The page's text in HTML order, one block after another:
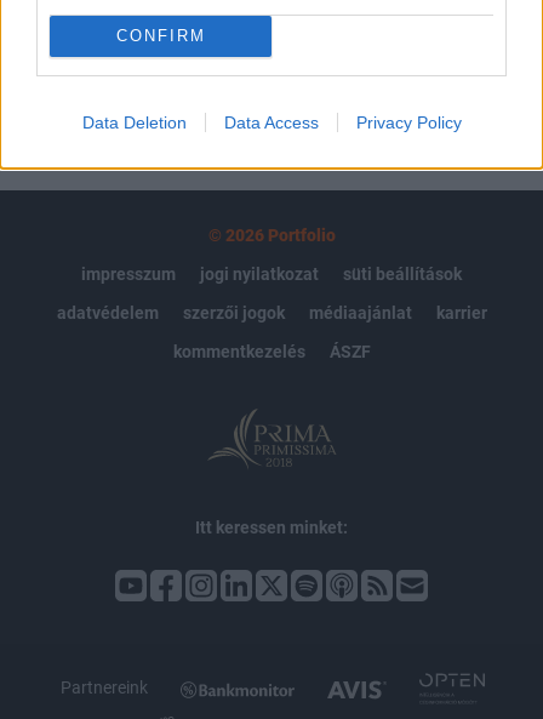
CONFIRM
Data Deletion Data Access Privacy Policy
MÁR ELŐFIZETŐNK VAGY?
© 2026 Portfolio
impresszum
jogi nyilatkozat
süti beállítások
adatvédelem
szerzői jogok médiaajánlat
karrier
kommentkezelés
ÁSZF
Itt keressen minket:
Partnereink